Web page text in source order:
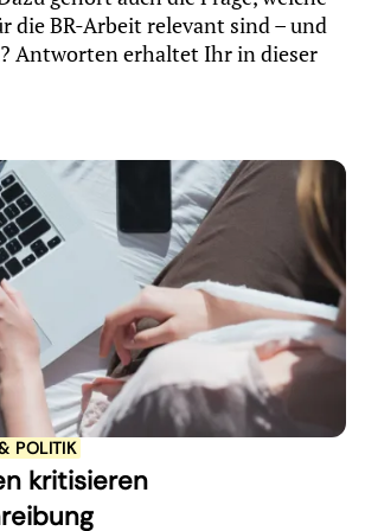
die BR-Arbeit relevant sind – und
Antworten erhaltet Ihr in dieser
POLITIK
kritisieren